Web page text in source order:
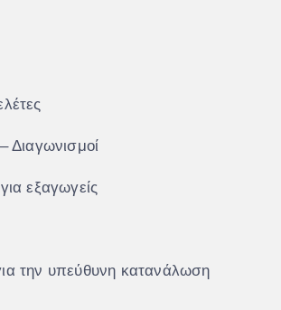
Διαγωνισμοί
εξαγωγείς
την υπεύθυνη κατανάλωση